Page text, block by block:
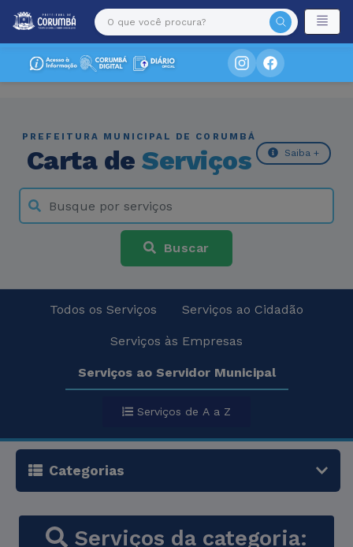
PREFEITURA MUNICIPAL DE CORUMBÁ
Carta de Serviços Saiba +
Buscar
Todos os Serviços Serviços ao Cidadão
Serviços às Empresas
Serviços ao Servidor Municipal
Serviços de A a Z
Categorias
Serviços da categoria: